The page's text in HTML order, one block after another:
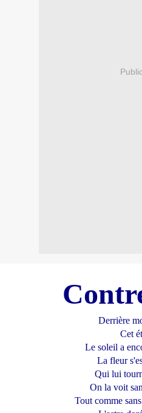
Derrière
Cet
Le soleil a
La fleur
Qui lui
On la voit
Tout comme